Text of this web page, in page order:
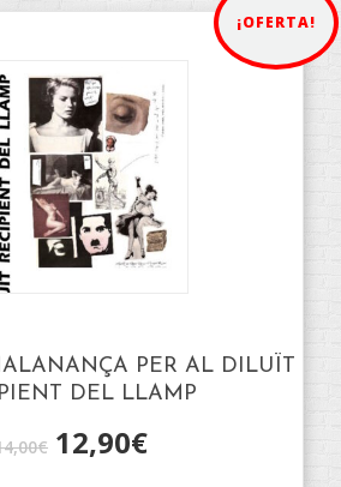
¡OFERTA!
PER AL DILUÏT
DEL LLAMP
€ 12,90€